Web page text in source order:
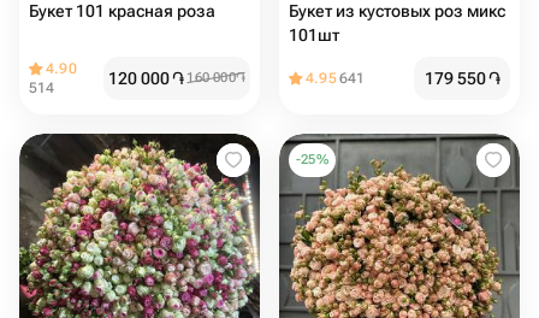
Букет 101 красная роза
4.90
514
120 000֏ 160 000֏
Букет из кустовых роз микс
101шт
4.95641 179 550֏
-25%